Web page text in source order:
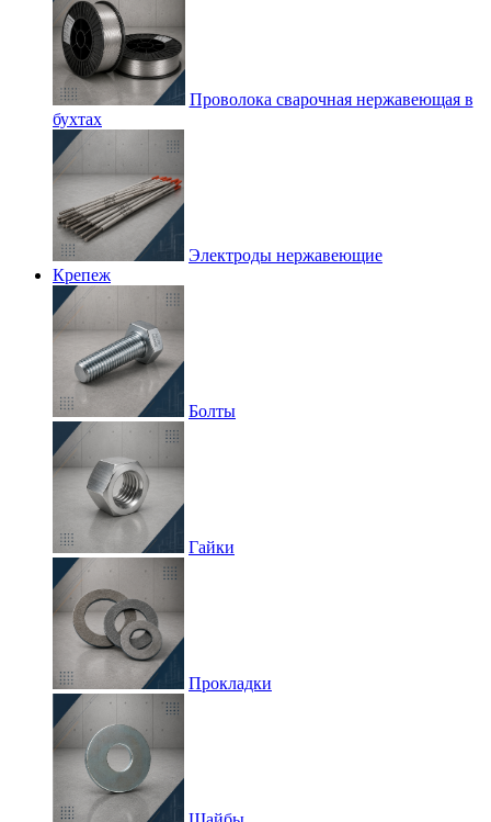
Проволока сварочная нержавеющая в
бухтах
Электроды нержавеющие
Крепеж
Болты
Гайки
Прокладки